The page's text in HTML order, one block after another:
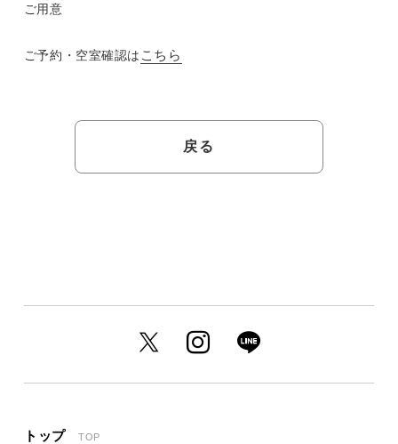
ご用意
ご予約・空室確認は こちら
戻る
トップ TOP